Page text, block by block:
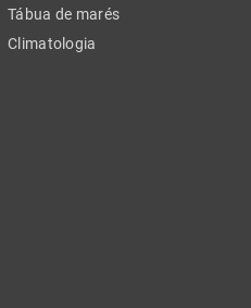
Tábua de marés
Climatologia